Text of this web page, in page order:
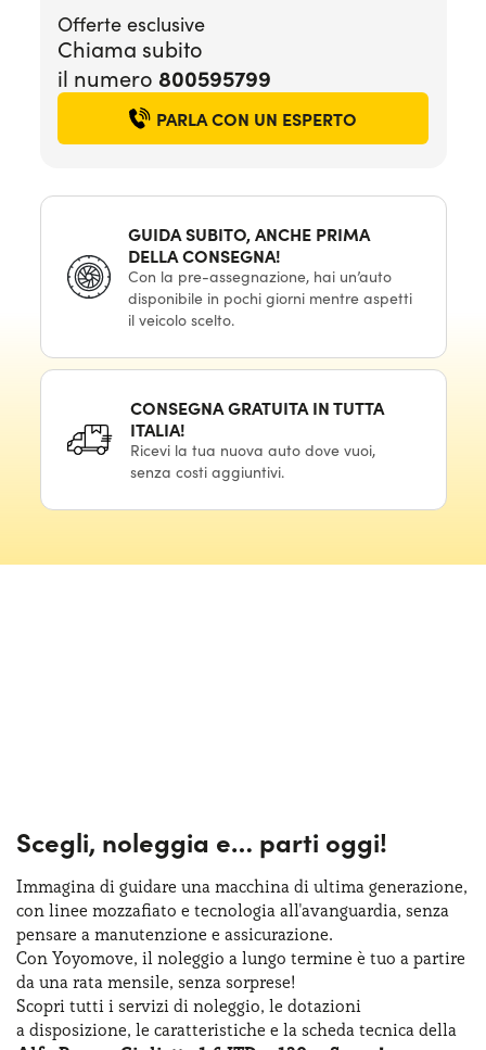
Offerte esclusive
Chiama subito
il numero 800595799
PARLA CON UN ESPERTO
GUIDA SUBITO, ANCHE PRIMA
DELLA CONSEGNA!
Con la pre-assegnazione, hai un’auto
disponibile in pochi giorni mentre aspetti
il veicolo scelto.
CONSEGNA GRATUITA IN TUTTA
ITALIA!
Ricevi la tua nuova auto dove vuoi,
senza costi aggiuntivi.
Scegli, noleggia e… parti oggi!
Immagina di guidare una macchina di ultima generazione,
con linee mozzafiato e tecnologia all'avanguardia, senza
pensare a manutenzione e assicurazione.
Con Yoyomove, il noleggio a lungo termine è tuo a partire
da una rata mensile, senza sorprese!
Scopri tutti i servizi di noleggio, le dotazioni
a disposizione, le caratteristiche e la scheda tecnica della